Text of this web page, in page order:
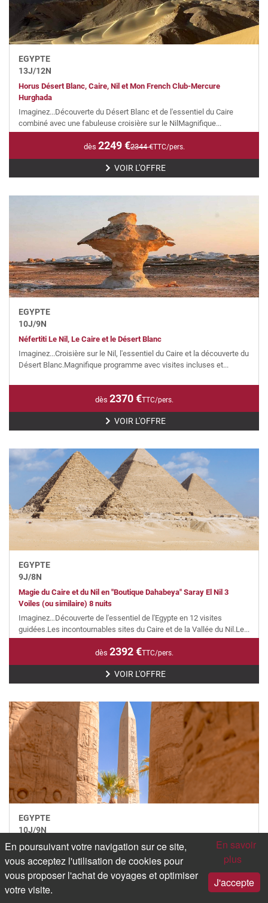
EGYPTE
13J/12N
Horus Désert Blanc, Caire, Nil et Mon French Club-Mercure
Hurghada
Imaginez...Découverte du Désert Blanc et de l'essentiel du Caire
combiné avec une fabuleuse croisière sur le NilMagnifique...
dès 2249€2344€TTC/pers.
VOIR L'OFFRE
EGYPTE
10J/9N
Néfertiti Le Nil, Le Caire et le Désert Blanc
Imaginez...Croisière sur le Nil, l'essentiel du Caire et la découverte du
Désert Blanc.Magnifique programme avec visites incluses et...
dès 2370€TTC/pers.
VOIR L'OFFRE
EGYPTE
9J/8N
Magie du Caire et du Nil en "Boutique Dahabeya" Saray El Nil 3
Voiles (ou similaire) 8 nuits
Imaginez…Découverte de l'essentiel de l'Egypte en 12 visites
guidées.Les incontournables sites du Caire et de la Vallée du Nil.Le...
dès 2392€TTC/pers.
VOIR L'OFFRE
EGYPTE
10J/9N
Néfertiti en Dahabeya Papyrus 3+Voiles (ou similaire)- Du Caire au
Imaginez…Alliez découverte et détente du Nil au Caire.Guides
égyptologues francophones pour toutes les visites.Programme...
En poursuivant votre navigation sur ce site,
vous acceptez l'utilisation de cookies pour
vous proposer l'achat de voyages et optimiser
votre visite.
En savoir
plus
J'accepte